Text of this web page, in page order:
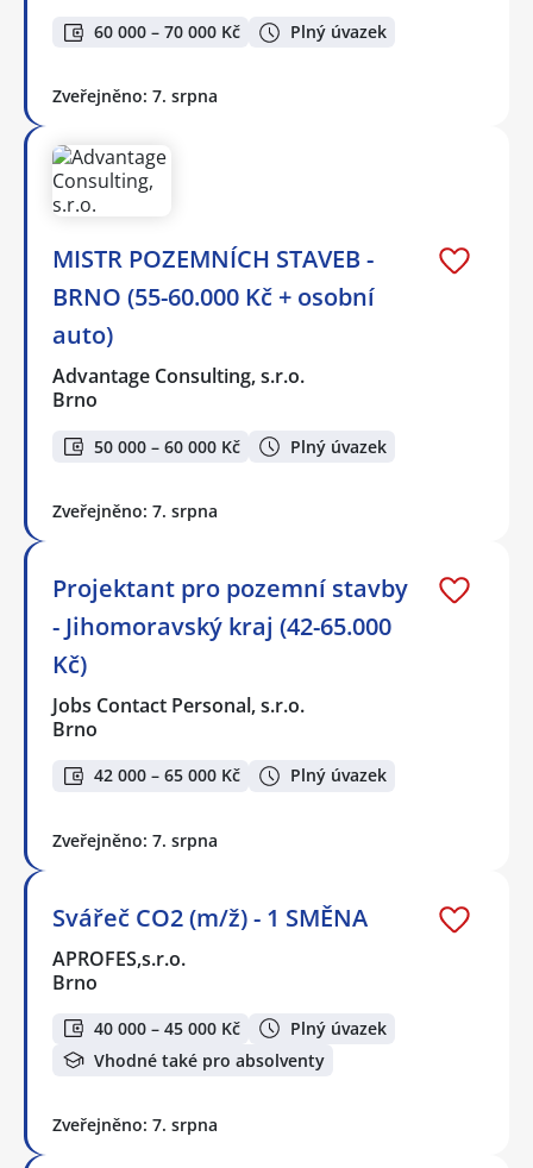
60 000 – 70 000 Kč Plný úvazek
Zveřejněno: 7. srpna
MISTR POZEMNÍCH STAVEB -
BRNO (55-60.000 Kč + osobní
auto)
Advantage Consulting, s.r.o.
Brno
50 000 – 60 000 Kč Plný úvazek
Zveřejněno: 7. srpna
Projektant pro pozemní stavby
- Jihomoravský kraj (42-65.000
Kč)
Jobs Contact Personal, s.r.o.
Brno
42 000 – 65 000 Kč Plný úvazek
Zveřejněno: 7. srpna
Svářeč CO2 (m/ž) - 1 SMĚNA
APROFES,s.r.o.
Brno
40 000 – 45 000 Kč
Plný úvazek
Vhodné také pro absolventy
Zveřejněno: 7. srpna